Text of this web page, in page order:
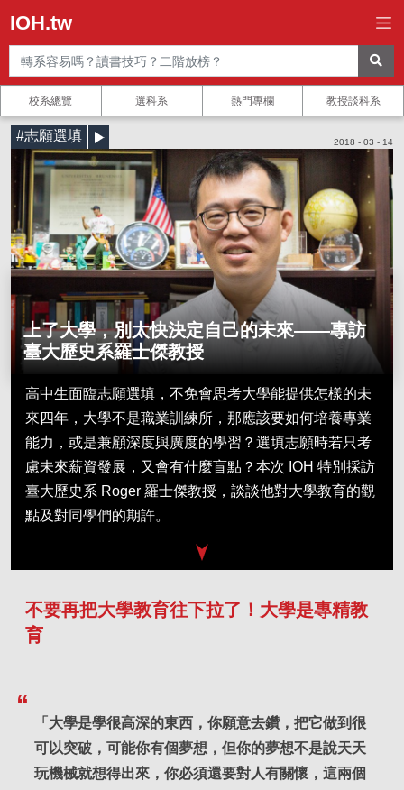
IOH.tw
校系總覽 選科系 熱門專欄 教授談科系
#志願選填 2018 - 03 - 14
上了大學，別太快決定自己的未來——專訪
臺大歷史系羅士傑教授
高中生面臨志願選填，不免會思考大學能提供怎樣的未
來四年，大學不是職業訓練所，那應該要如何培養專業
能力，或是兼顧深度與廣度的學習？選填志願時若只考
慮未來薪資發展，又會有什麼盲點？本次 IOH 特別採訪
臺大歷史系 Roger 羅士傑教授，談談他對大學教育的觀
點及對同學們的期許。
不要再把大學教育往下拉了！大學是專精教
育
「大學是學很高深的東西，你願意去鑽，把它做到很
可以突破，可能你有個夢想，但你的夢想不是說天天
玩機械就想得出來，你必須還要對人有關懷，這兩個